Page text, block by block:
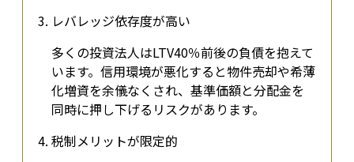
レバレッジ依存度が高い
多くの投資法人はLTV40％前後の負債を抱えて
います。信用環境が悪化すると物件売却や希薄
化増資を余儀なくされ、基準価額と分配金を
同時に押し下げるリスクがあります。
税制メリットが限定的